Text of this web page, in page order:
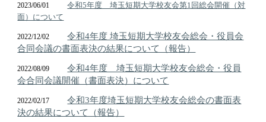
2023/06/01
令和5年度 埼玉短期大学校友会第1回総会開催（対
面）について
2022/12/02
令和4年度 埼玉短期大学校友会総会・役員会
合同会議の書面表決の結果について（報告）
2022/08/09
令和4年度 埼玉短期大学校友会総会・役員
会合同会議開催（書面表決）について
2022/02/17
令和3年度埼玉短期大学校友会総会の書面表
決の結果について（報告）